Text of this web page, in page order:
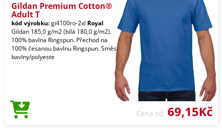
Gildan Premium Cotton®
Adult T
kód výrobku:gi4100ro-2xl Royal
Gildan 185,0 g/m2 (bílá 180,0 g/m2).
100% bavlna Ringspun. Přechod na
100% česanou bavlnu Ringspun. Směs
bavlny/polyeste
Cena od 69,15Kč